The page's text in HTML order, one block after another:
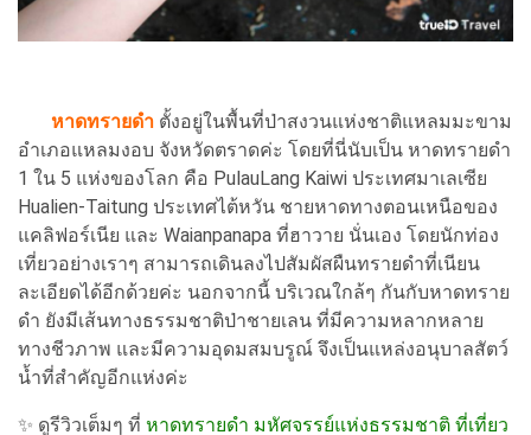
หาดทรายดำ ตั้งอยู่ในพื้นที่ป่าสงวนแห่งชาติแหลมมะขาม
อำเภอแหลมงอบ จังหวัดตราดค่ะ โดยที่นี่นับเป็น หาดทรายดำ
1 ใน 5 แห่งของโลก คือ PulauLang Kaiwi ประเทศมาเลเซีย
Hualien-Taitung ประเทศไต้หวัน ชายหาดทางตอนเหนือของ
แคลิฟอร์เนีย และ Waianpanapa ที่ฮาวาย นั่นเอง โดยนักท่อง
เที่ยวอย่างเราๆ สามารถเดินลงไปสัมผัสผืนทรายดำที่เนียน
ละเอียดได้อีกด้วยค่ะ นอกจากนี้ บริเวณใกล้ๆ กันกับหาดทราย
ดำ ยังมีเส้นทางธรรมชาติป่าชายเลน ที่มีความหลากหลาย
ทางชีวภาพ และมีความอุดมสมบรูณ์ จึงเป็นแหล่งอนุบาลสัตว์
น้ำที่สำคัญอีกแห่งค่ะ
✨ ดูรีวิวเต็มๆ ที่ หาดทรายดำ มหัศจรรย์แห่งธรรมชาติ ที่เที่ยว